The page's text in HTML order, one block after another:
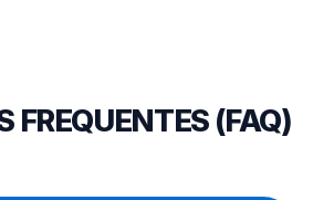
FREQUENTES (FAQ)